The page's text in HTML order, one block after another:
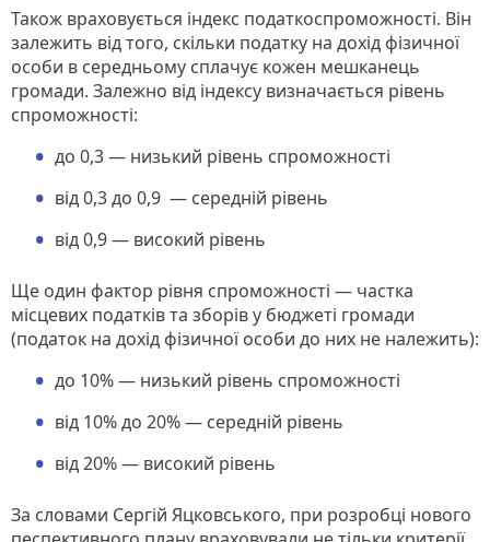
Також враховується індекс податкоспроможності. Він
залежить від того, скільки податку на дохід фізичної
особи в середньому сплачує кожен мешканець
громади. Залежно від індексу визначається рівень
спроможності:
до 0,3 — низький рівень спроможності
від 0,3 до 0,9 — середній рівень
від 0,9 — високий рівень
Ще один фактор рівня спроможності — частка
місцевих податків та зборів у бюджеті громади
(податок на дохід фізичної особи до них не належить):
до 10% — низький рівень спроможності
від 10% до 20% — середній рівень
від 20% — високий рівень
За словами Сергій Яцковського, при розробці нового